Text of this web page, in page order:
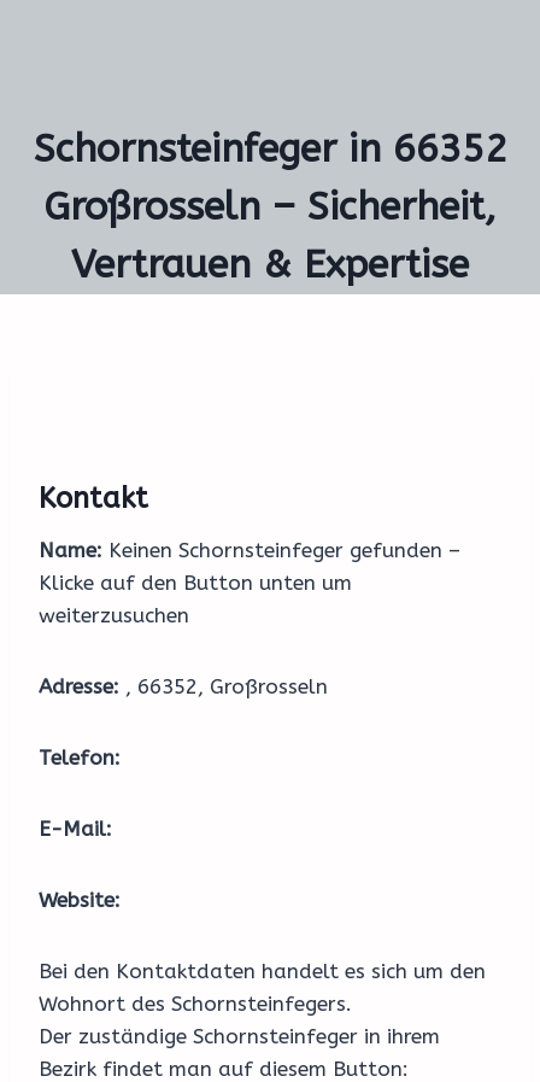
Schornsteinfeger in 66352
Großrosseln – Sicherheit,
Vertrauen & Expertise
Kontakt
Name: Keinen Schornsteinfeger gefunden –
Klicke auf den Button unten um
weiterzusuchen
Adresse: , 66352, Großrosseln
Telefon:
E-Mail:
Website:
Bei den Kontaktdaten handelt es sich um den
Wohnort des Schornsteinfegers.
Der zuständige Schornsteinfeger in ihrem
Bezirk findet man auf diesem Button: